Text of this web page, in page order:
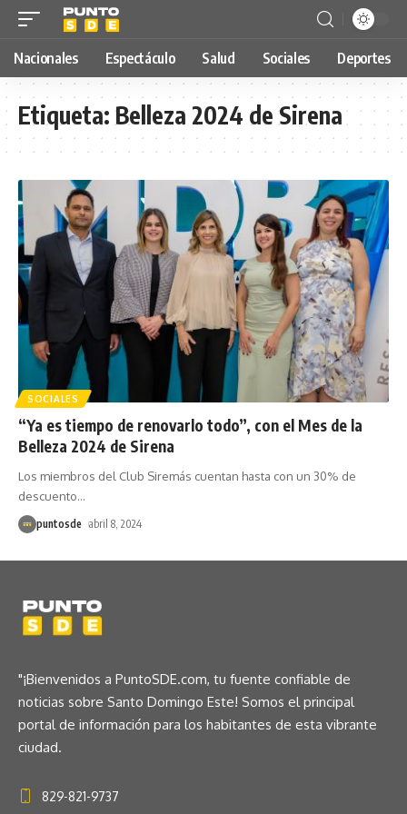
Nacionales Espectáculo Salud Sociales Deportes
Etiqueta:Belleza 2024 de Sirena
SOCIALES
“Ya es tiempo de renovarlo todo”, con el Mes de la
Belleza 2024 de Sirena
Los miembros del Club Siremás cuentan hasta con un 30% de
descuento…
puntosde abril 8, 2024
"¡Bienvenidos a PuntoSDE.com, tu fuente confiable de
noticias sobre Santo Domingo Este! Somos el principal
portal de información para los habitantes de esta vibrante
ciudad.
829-821-9737